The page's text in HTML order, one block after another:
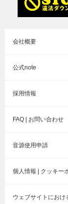
会社概要
公式note
採用情報
FAQ | お問い合わせ
音源使用申請
個人情報 | クッキー
ウェブサイトにおけ